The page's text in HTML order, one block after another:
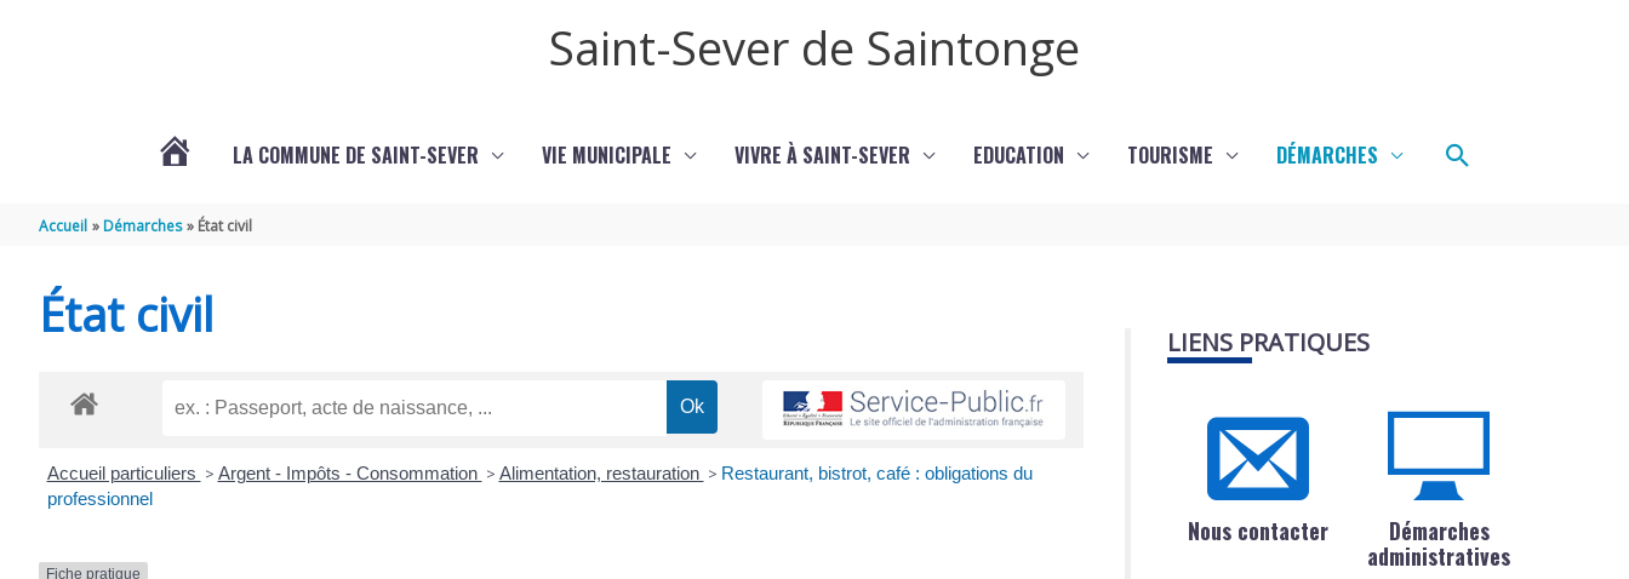
Saint-Sever de Saintonge
LA COMMUNE DE SAINT-SEVER VIE MUNICIPALE VIVRE À SAINT-SEVER EDUCATION TOURISME DÉMARCHES Rechercher
Accueil Démarches État civil
État civil
Accueil particuliers > Argent - Impôts - Consommation > Alimentation, restauration > Restaurant, bistrot, café : obligations du
professionnel
Fiche pratique
LIENS PRATIQUES
Nous contacter
Démarches
administratives